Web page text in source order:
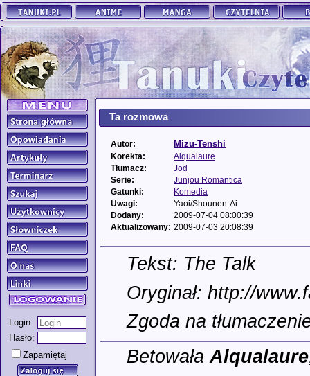
Login:
Hasło:
Zapamiętaj
Ta rozmowa
Autor: Mizu-Tenshi
Korekta:
Alqualaure
Tłumacz:
Jod
Serie:
Junjou Romantica
Gatunki:
Komedia
Uwagi:
Yaoi/Shounen-Ai
Dodany:
2009-07-04 08:00:39
Aktualizowany: 2009-07-03 20:08:39
Tekst: The Talk
Oryginał: http://
Zgoda na
BetowałaAlqualaure